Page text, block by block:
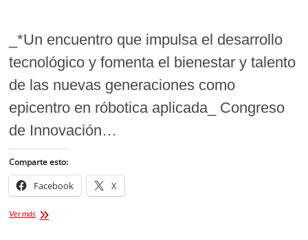
_*Un encuentro que impulsa el desarrollo
tecnológico y fomenta el bienestar y talento
de las nuevas generaciones como
epicentro en róbotica aplicada_ Congreso
de Innovación…
Comparte esto:
Facebook X
Ver másTLAXCALA